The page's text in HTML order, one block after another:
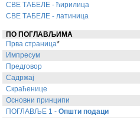
СВЕ ТАБЕЛЕ - ћирилица
СВЕ ТАБЕЛЕ - латиница
ПО ПОГЛАВЉИМА
Прва страница*
Импресум
Предговор
Садржај
Скраћенице
Основни принципи
ПОГЛАВЉЕ 1 - Општи подаци